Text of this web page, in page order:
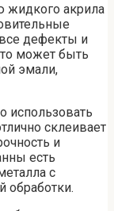
жидкого акрила
дефекты и
может быть
эмали,
использовать
склеивает
и
есть
с
обработки.